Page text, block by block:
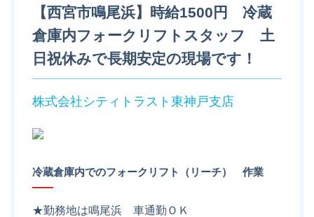
【西宮市鳴尾浜】時給1500円 冷蔵
倉庫内フォークリフトスタッフ 土
日祝休みで長期安定の現場です！
株式会社シティトラスト東神戸支店
冷蔵倉庫内でのフォークリフト（リーチ） 作業
★勤務地は鳴尾浜 車通勤ＯＫ